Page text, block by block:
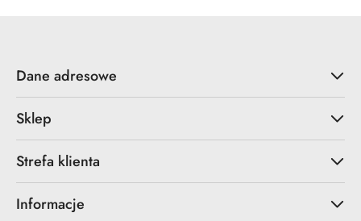
Dane adresowe
Sklep
Strefa klienta
Informacje